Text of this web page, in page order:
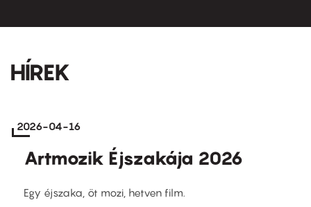
HÍREK
2026-04-16
Artmozik Éjszakája 2026
Egy éjszaka, öt mozi, hetven film.